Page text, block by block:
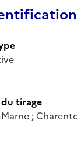
tirage
Marne ;